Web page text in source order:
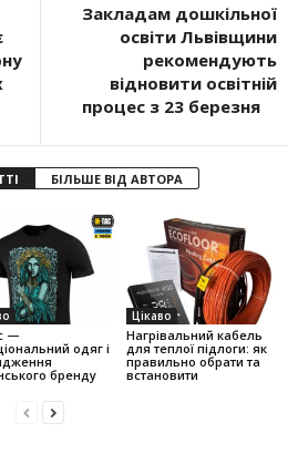
Закладам дошкільної
освіти Львівщини
рекомендують
відновити освітній
процес з 23 березня ⠀
БІЛЬШЕ ВІД АВТОРА
—
одяг і
бренду
Цікаво
Нагрівальний кабель
для теплої підлоги: як
правильно обрати та
встановити